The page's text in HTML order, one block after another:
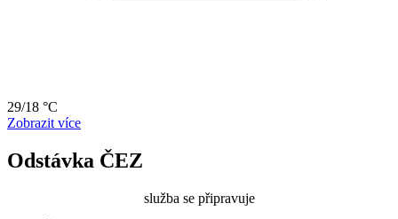
29/18 °C
Zobrazit více
Odstávka ČEZ
služba se připravuje